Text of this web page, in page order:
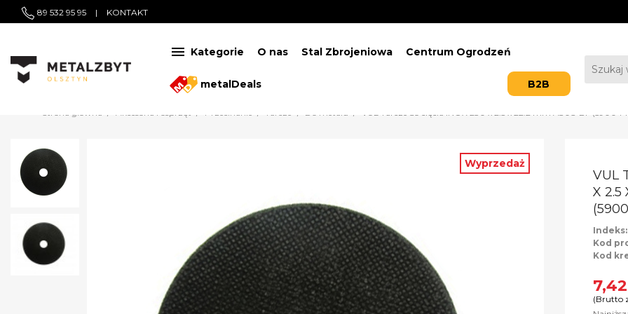
89 532 95 95 | KONTAKT
 Kategorie O nas Stal Zbrojeniowa Centrum Ogrodzeń
metalDeals B2B
Wyprzedaż
VUL
X 2.5
Indeks:
Kod
Kod
7,42
(Brutto